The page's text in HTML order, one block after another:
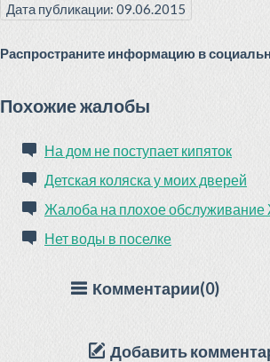
Дата публикации: 09.06.2015
Распространите информацию в
Похожие жалобы
На дом не поступает кипяток
Детская коляска у моих дверей
Жалоба на плохое
Нет воды в поселке
Комментарии(0)
Добавить